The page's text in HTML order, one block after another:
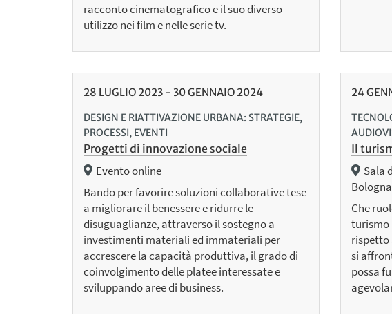
racconto cinematografico e il suo diverso
utilizzo nei film e nelle serie tv.
28 LUGLIO 2023- 30GENNAIO 2024
DESIGN E RIATTIVAZIONE URBANA: STRATEGIE,
PROCESSI, EVENTI
Progetti di innovazione sociale
Evento online
Bando per favorire soluzioni collaborative tese
a migliorare il benessere e ridurre le
disuguaglianze, attraverso il sostegno a
investimenti materiali ed immateriali per
accrescere la capacità produttiva, il grado di
coinvolgimento delle platee interessate e
sviluppando aree di business.
24
Il
Sala
Bologna
Che
turismo
rispetto
si
possa